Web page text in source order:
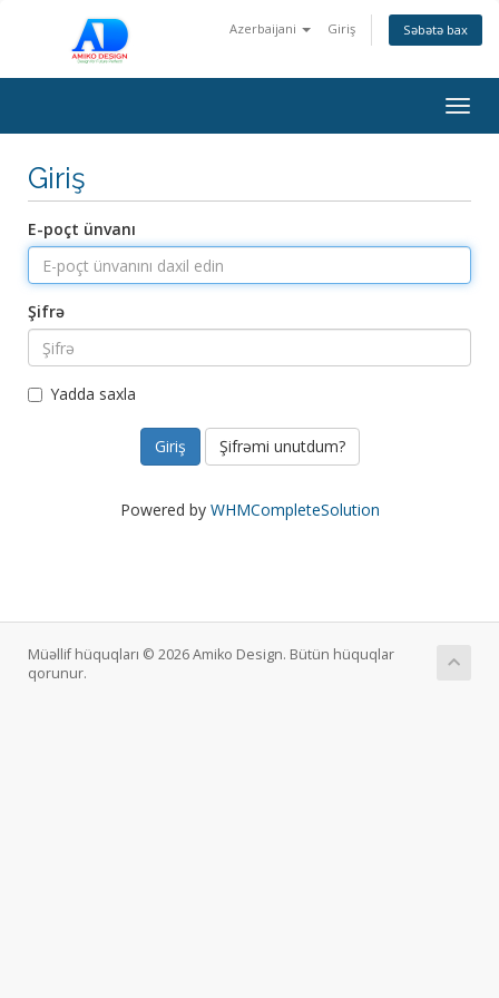
Azerbaijani Giriş Səbətə bax
Giriş
E-poçt ünvanı
Şifrə
Yadda saxla
Şifrəmi unutdum?
Powered by WHMCompleteSolution
Müəllif hüquqları © 2026 Amiko Design. Bütün hüquqlar
qorunur.